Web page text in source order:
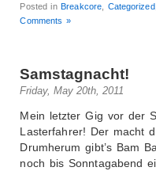
Posted inBreakcore Categorized
Comments »
Samstagnacht!
Friday, May 20th, 2011
Mein letzter Gig vor der
Lasterfahrer! Der macht
Drumherum gibt’s Bam
noch bis Sonntagabend